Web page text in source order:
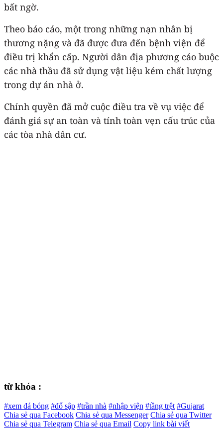
bất ngờ.
Theo báo cáo, một trong những nạn nhân bị
thương nặng và đã được đưa đến bệnh viện để
điều trị khẩn cấp. Người dân địa phương cáo buộc
các nhà thầu đã sử dụng vật liệu kém chất lượng
trong dự án nhà ở.
Chính quyền đã mở cuộc điều tra về vụ việc để
đánh giá sự an toàn và tính toàn vẹn cấu trúc của
các tòa nhà dân cư.
từ khóa :
#xem đá bóng #đổ sập #trần nhà #nhập viện #tầng trệt #Gujarat
Chia sẻ qua Facebook Chia sẻ qua Messenger Chia sẻ qua Twitter
Chia sẻ qua Telegram Chia sẻ qua Email Copy link bài viết